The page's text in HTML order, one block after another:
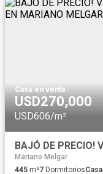
Casa·en venta
USD270,000
USD606/m²
Mariano Melgar
445 m²7 DormitoriosCasa